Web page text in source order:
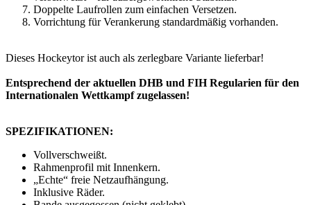
Doppelte Laufrollen zum einfachen Versetzen.
Vorrichtung für Verankerung standardmäßig vorhanden.
Dieses Hockeytor ist auch als zerlegbare Variante lieferbar!
Entsprechend der aktuellen DHB und FIH Regularien für den
Internationalen Wettkampf zugelassen!
SPEZIFIKATIONEN:
Vollverschweißt.
Rahmenprofil mit Innenkern.
„Echte“ freie Netzaufhängung.
Inklusive Räder.